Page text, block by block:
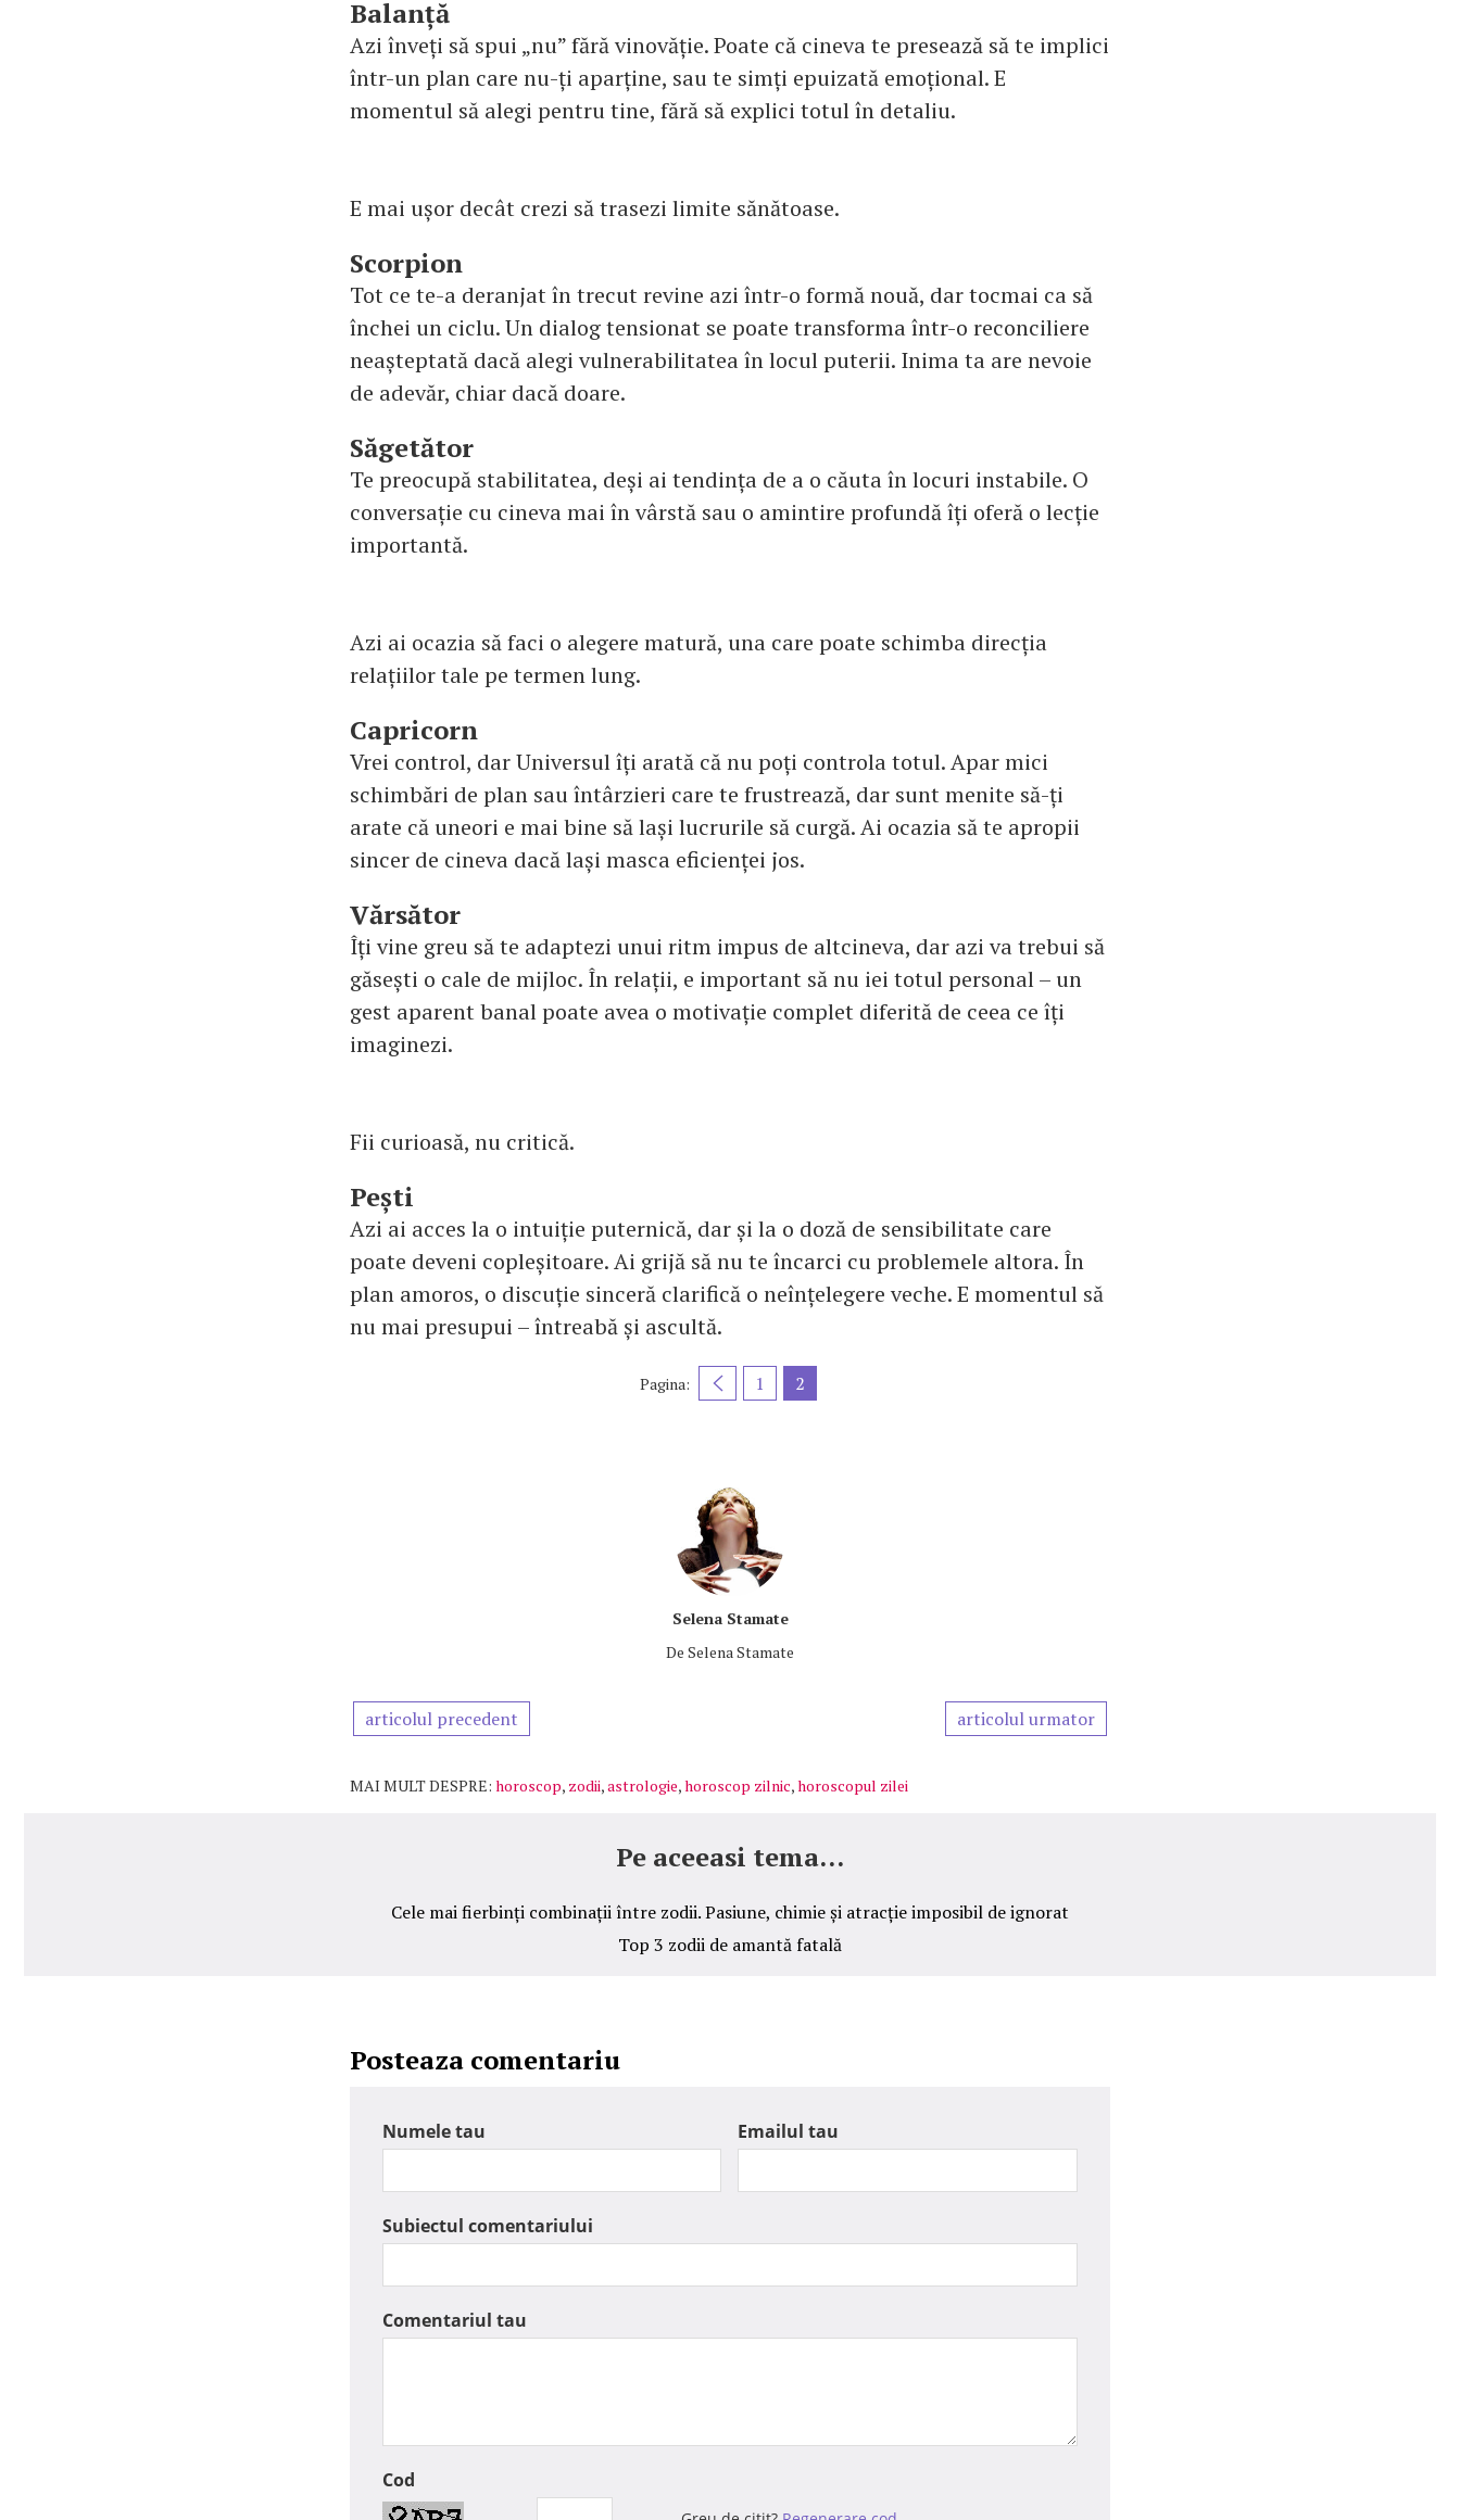
Balanță
Azi înveți să spui „nu” fără vinovăție. Poate că cineva te presează să te implici
într-un plan care nu-ți aparține, sau te simți epuizată emoțional. E
momentul să alegi pentru tine, fără să explici totul în detaliu.
E mai ușor decât crezi să trasezi limite sănătoase.
Scorpion
Tot ce te-a deranjat în trecut revine azi într-o formă nouă, dar tocmai ca să
închei un ciclu. Un dialog tensionat se poate transforma într-o reconciliere
neașteptată dacă alegi vulnerabilitatea în locul puterii. Inima ta are nevoie
de adevăr, chiar dacă doare.
Săgetător
Te preocupă stabilitatea, deși ai tendința de a o căuta în locuri instabile. O
conversație cu cineva mai în vârstă sau o amintire profundă îți oferă o lecție
importantă.
Azi ai ocazia să faci o alegere matură, una care poate schimba direcția
relațiilor tale pe termen lung.
Capricorn
Vrei control, dar Universul îți arată că nu poți controla totul. Apar mici
schimbări de plan sau întârzieri care te frustrează, dar sunt menite să-ți
arate că uneori e mai bine să lași lucrurile să curgă. Ai ocazia să te apropii
sincer de cineva dacă lași masca eficienței jos.
Vărsător
Îți vine greu să te adaptezi unui ritm impus de altcineva, dar azi va trebui să
găsești o cale de mijloc. În relații, e important să nu iei totul personal – un
gest aparent banal poate avea o motivație complet diferită de ceea ce îți
imaginezi.
Fii curioasă, nu critică.
Pești
Azi ai acces la o intuiție puternică, dar și la o doză de sensibilitate care
poate deveni copleșitoare. Ai grijă să nu te încarci cu problemele altora. În
plan amoros, o discuție sinceră clarifică o neînțelegere veche. E momentul să
nu mai presupui – întreabă și ascultă.
Pagina: 1 2
Selena Stamate
De Selena Stamate
articolul precedent articolul urmator
MAI MULT DESPRE: horoscop, zodii,astrologie,horoscop zilnic,horoscopul zilei
Pe aceeasi tema...
Cele mai fierbinți combinații între zodii. Pasiune, chimie și atracție imposibil de ignorat
Top 3 zodii de amantă fatală
Posteaza comentariu
Numele tau Emailul tau
Subiectul comentariului
Comentariul tau
Cod